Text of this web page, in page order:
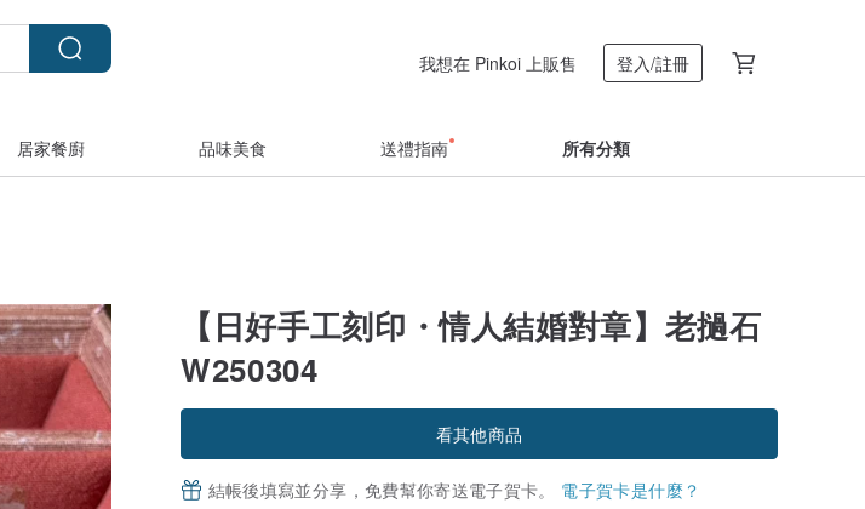
我想在 Pinkoi 上販售 登入/註冊
居家餐廚 品味美食 送禮指南 所有分類
【日好手工刻印・情人結婚對章】老撾石
W250304
看其他商品
結帳後填寫並分享，免費幫你寄送電子賀卡。 電子賀卡是什麼？